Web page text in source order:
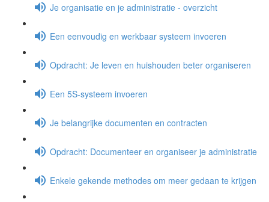
Je organisatie en je administratie - overzicht
Een eenvoudig en werkbaar systeem invoeren
Opdracht: Je leven en huishouden beter organiseren
Een 5S-systeem invoeren
Je belangrijke documenten en contracten
Opdracht: Documenteer en organiseer je administratie
Enkele gekende methodes om meer gedaan te krijgen